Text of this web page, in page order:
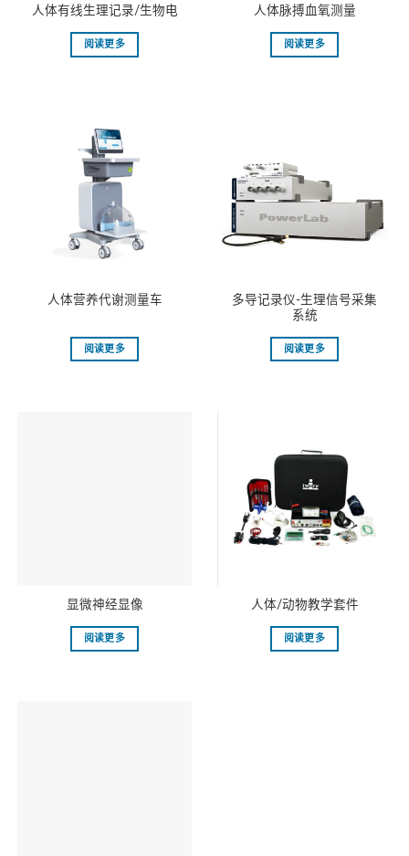
⼈体有线⽣理记录/⽣物电
阅读更多
⼈体脉搏⾎氧测量
阅读更多
⼈体营养代谢测量⻋
阅读更多
多导记录仪-⽣理信号采集
系统
阅读更多
显微神经显像
阅读更多
人体/动物教学套件
阅读更多